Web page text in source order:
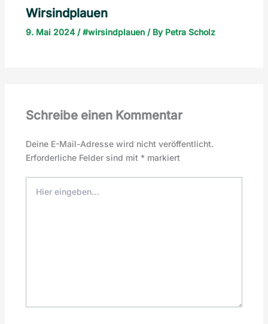
Wirsindplauen
9. Mai 2024 /#wirsindplauen/ By Petra Scholz
Schreibe einen Kommentar
Deine E-Mail-Adresse wird nicht veröffentlicht.
Erforderliche Felder sind mit *markiert
eingeben…